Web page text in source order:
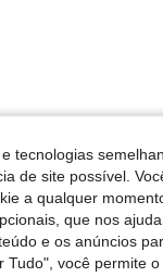
tecnologias
de site possível.
a qualquer
que nos
e os anúncios
Tudo", você permite